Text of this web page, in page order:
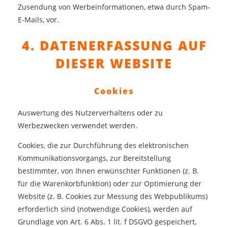
Zusendung von Werbeinformationen, etwa durch Spam-
E-Mails, vor.
4. DATENERFASSUNG AUF
DIESER WEBSITE
Cookies
Auswertung des Nutzerverhaltens oder zu
Werbezwecken verwendet werden.
Cookies, die zur Durchführung des elektronischen
Kommunikationsvorgangs, zur Bereitstellung
bestimmter, von Ihnen erwünschter Funktionen (z. B.
für die Warenkorbfunktion) oder zur Optimierung der
Website (z. B. Cookies zur Messung des Webpublikums)
erforderlich sind (notwendige Cookies), werden auf
Grundlage von Art. 6 Abs. 1 lit. f DSGVO gespeichert,